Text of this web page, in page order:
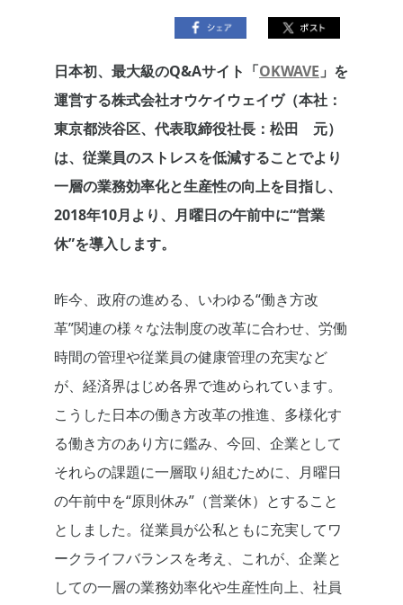
日本初、最大級のQ&Aサイト「OKWAVE 」を
運営する株式会社オウケイウェイヴ（本社：
東京都渋谷区、代表取締役社長：松田 元）
は、従業員のストレスを低減することでより
一層の業務効率化と生産性の向上を目指し、
2018年10月より、月曜日の午前中に“営業
休”を導入します。
昨今、政府の進める、いわゆる“働き方改
革”関連の様々な法制度の改革に合わせ、労働
時間の管理や従業員の健康管理の充実など
が、経済界はじめ各界で進められています。
こうした日本の働き方改革の推進、多様化す
る働き方のあり方に鑑み、今回、企業として
それらの課題に一層取り組むために、月曜日
の午前中を“原則休み”（営業休）とすること
としました。従業員が公私ともに充実してワ
ークライフバランスを考え、これが、企業と
しての一層の業務効率化や生産性向上、社員